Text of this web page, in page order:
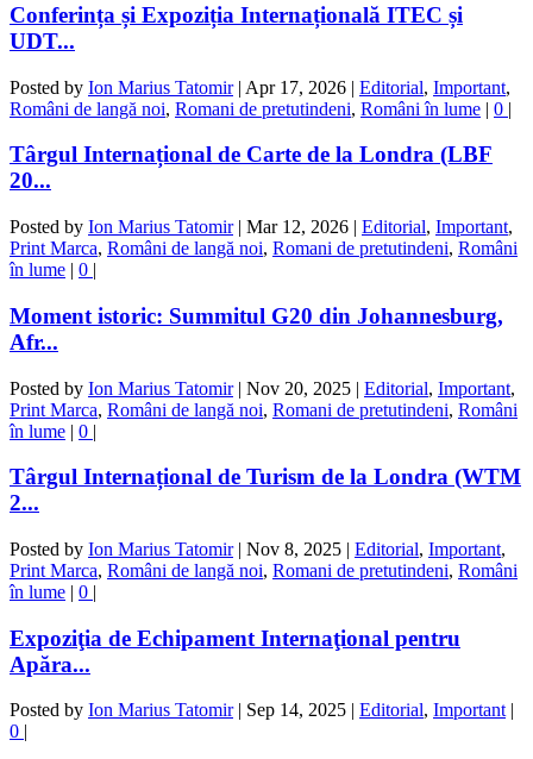
Conferința și Expoziția Internațională ITEC și
UDT...
Posted by Ion Marius Tatomir| Apr 17, 2026 | Editorial, Important,
Români de langă noi, Romani de pretutindeni, Români în lume | 0 |
Târgul Internațional de Carte de la Londra (LBF
20...
Posted by Ion Marius Tatomir| Mar 12, 2026 | Editorial, Important,
Print Marca, Români de langă noi, Romani de pretutindeni, Români
în lume | 0 |
Moment istoric: Summitul G20 din Johannesburg,
Afr...
Posted by Ion Marius Tatomir| Nov 20, 2025 | Editorial, Important,
Print Marca, Români de langă noi, Romani de pretutindeni, Români
în lume | 0 |
Târgul Internațional de Turism de la Londra (WTM
2...
Posted by Ion Marius Tatomir| Nov 8, 2025 | Editorial, Important,
Print Marca, Români de langă noi, Romani de pretutindeni, Români
în lume | 0 |
Expoziţia de Echipament Internaţional pentru
Apăra...
Posted by Ion Marius Tatomir| Sep 14, 2025 Editorial, Important|
0